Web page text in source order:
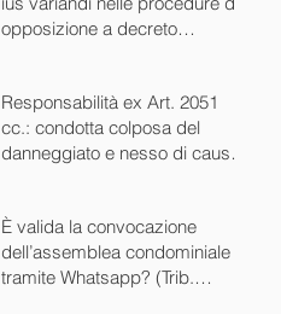
opposizione a decreto
Responsabilità ex Art. 2051
cc.: condotta colposa del
danneggiato e nesso di causa
È valida la convocazione
dell’assemblea condominiale
tramite Whatsapp? (Trib.